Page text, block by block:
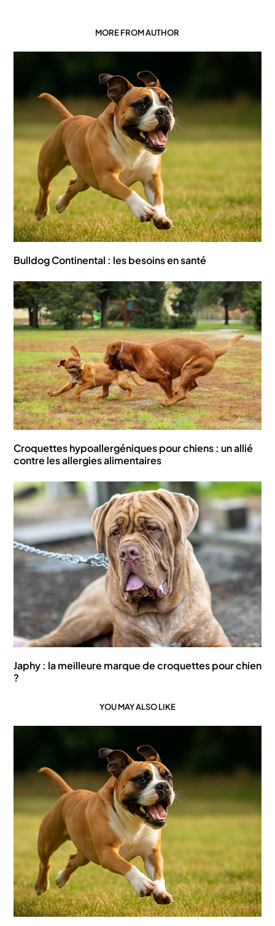
MORE FROM AUTHOR
Bulldog Continental : les besoins en santé
Croquettes hypoallergéniques pour chiens : un allié
contre les allergies alimentaires
Japhy : la meilleure marque de croquettes pour chien
?
YOU MAY ALSO LIKE